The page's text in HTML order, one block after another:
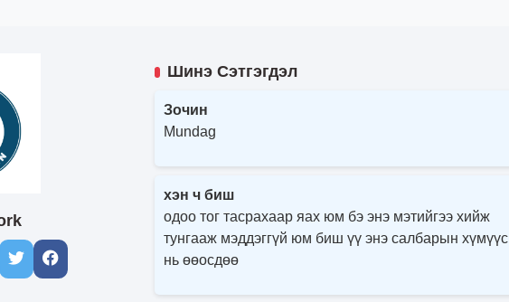
Шинэ Сэтгэгдэл
Зочин
Mundag
хэн ч биш
одоо тог тасрахаар яах юм бэ энэ мэтийгээ хийж
тунгааж мэддэггүй юм биш үү энэ салбарын хүмүүс
нь өөосдөө